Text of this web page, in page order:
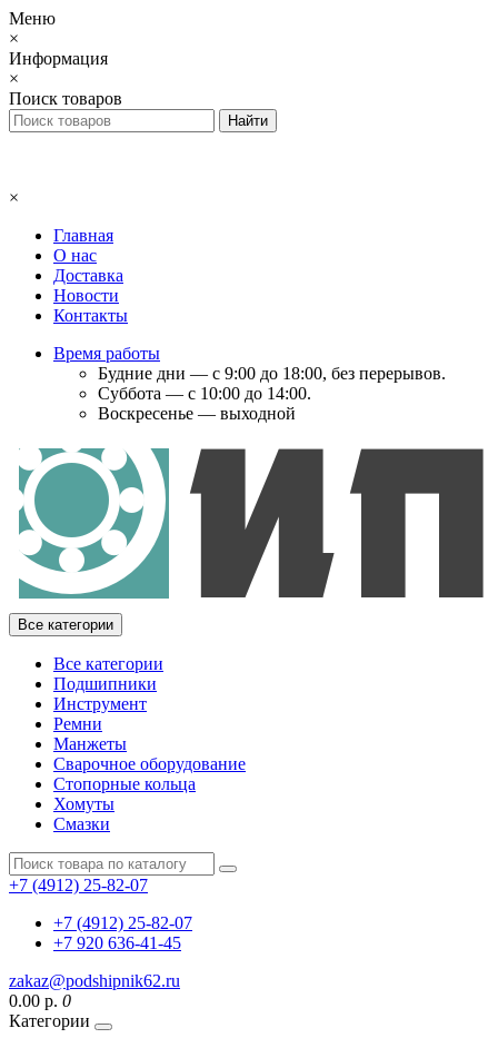
Меню
×
Информация
×
Поиск товаров
×
Главная
О нас
Доставка
Новости
Контакты
Время работы
Будние дни — с 9:00 до 18:00, без перерывов.
Суббота — с 10:00 до 14:00.
Воскресенье — выходной
Все категории
Все категории
Подшипники
Инструмент
Ремни
Манжеты
Сварочное оборудование
Стопорные кольца
Хомуты
Смазки
+7 (4912) 25-82-07
+7 (4912) 25-82-07
+7 920 636-41-45
zakaz@podshipnik62.ru
0.00 р. 0
Категории